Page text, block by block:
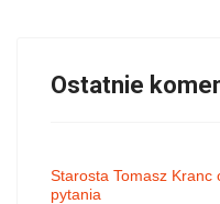
Ostatnie
Starosta Tomasz Kranc
pytania